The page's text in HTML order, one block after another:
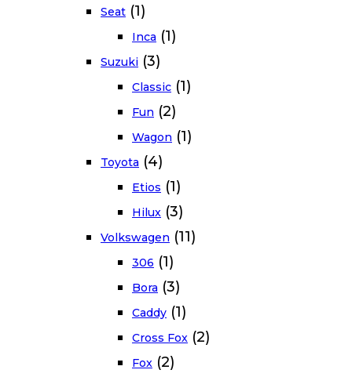
Seat (1)
Inca (1)
Suzuki (3)
Classic (1)
Fun (2)
Wagon (1)
Toyota (4)
Etios (1)
Hilux (3)
Volkswagen (11)
306 (1)
Bora (3)
Caddy (1)
Cross Fox (2)
Fox (2)